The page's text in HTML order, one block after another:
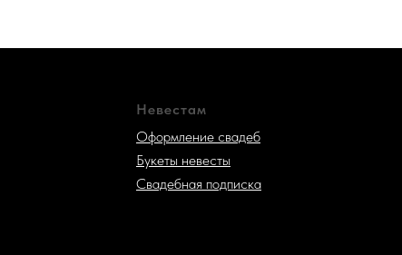
Невестам
Оформление свадеб
Букеты невесты
Свадебная подписка